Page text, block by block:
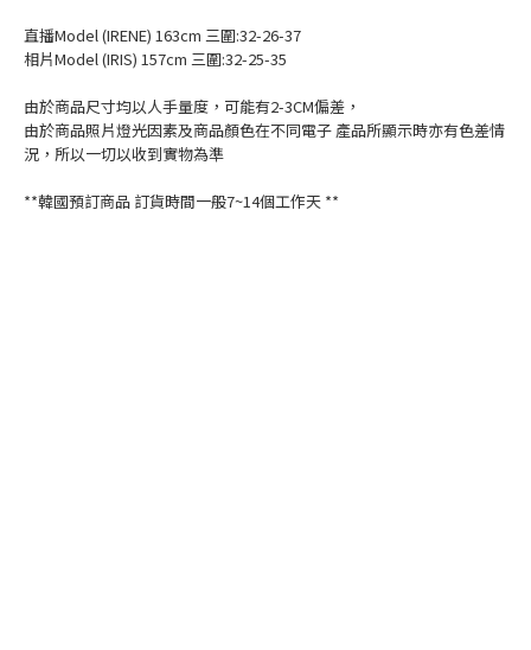
直播Model (IRENE) 163cm 三圍:32-26-37
相片Model (IRIS) 157cm 三圍:32-25-35
由於商品尺寸均以人手量度，可能有2-3CM偏差，
由於商品照片燈光因素及商品顏色在不同電子 產品所顯示時亦有色差情
況，所以一切以收到實物為準
**韓國預訂商品 訂貨時間一般7~14個工作天 **